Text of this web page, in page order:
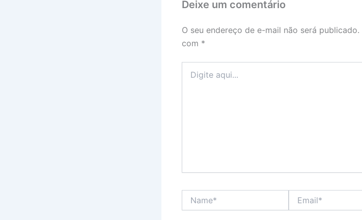
Deixe um comentário
O seu endereço de e-mail não será publicado.
com *
aqui...